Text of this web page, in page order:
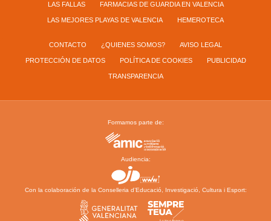
LAS FALLAS FARMACIAS DE GUARDIA EN VALENCIA
LAS MEJORES PLAYAS DE VALENCIA HEMEROTECA
CONTACTO ¿QUIENES SOMOS? AVISO LEGAL
PROTECCIÓN DE DATOS POLÍTICA DE COOKIES PUBLICIDAD
TRANSPARENCIA
Formamos parte de:
Audiencia:
Con la colaboración de la Conselleria d’Educació, Investigació, Cultura i Esport: